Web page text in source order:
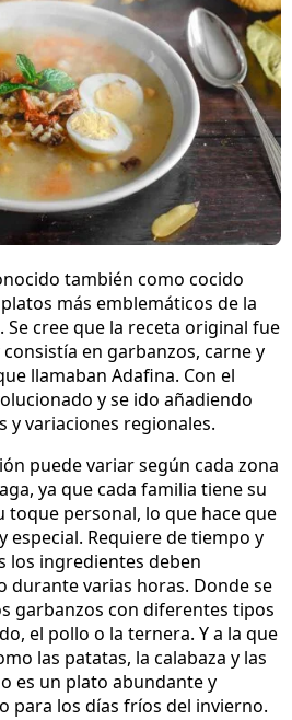
también como cocido
más emblemáticos de la
cree que la receta original fue
en garbanzos, carne y
llamaban Adafina. Con el
y se ido añadiendo
variaciones regionales.
puede variar según cada zona
ya que cada familia tiene su
toque personal, lo que hace que
especial. Requiere de tiempo y
los ingredientes deben
durante varias horas. Donde se
garbanzos con diferentes tipos
el pollo o la ternera. Y a la que
las patatas, la calabaza y las
es un plato abundante y
para los días fríos del invierno.